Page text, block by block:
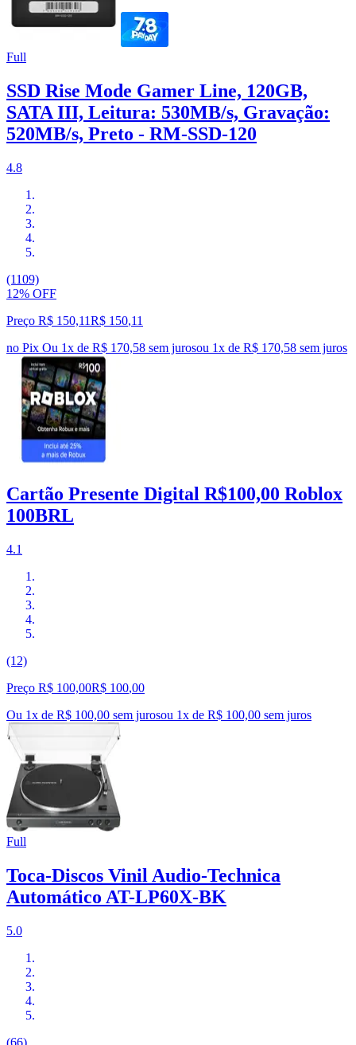
Full
SSD Rise Mode Gamer Line, 120GB,
SATA III, Leitura: 530MB/s, Gravação:
520MB/s, Preto - RM-SSD-120
4.8
(1109)
12% OFF
Preço R$ 150,11R$ 150,11
no Pix Ou 1x de R$ 170,58 sem jurosou 1x de R$ 170,58 sem juros
Cartão Presente Digital R$100,00 Roblox
100BRL
4.1
(12)
Preço R$ 100,00R$ 100,00
Ou 1x de R$ 100,00 sem jurosou 1x de R$ 100,00 sem juros
Full
Toca-Discos Vinil Audio-Technica
Automático AT-LP60X-BK
5.0
(66)